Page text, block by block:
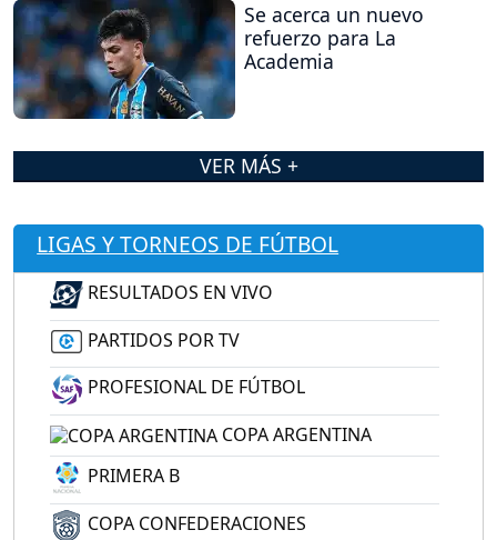
Se acerca un nuevo
refuerzo para La
Academia
VER MÁS +
LIGAS Y TORNEOS DE FÚTBOL
RESULTADOS EN VIVO
PARTIDOS POR TV
PROFESIONAL DE FÚTBOL
COPA ARGENTINA
PRIMERA B
COPA CONFEDERACIONES